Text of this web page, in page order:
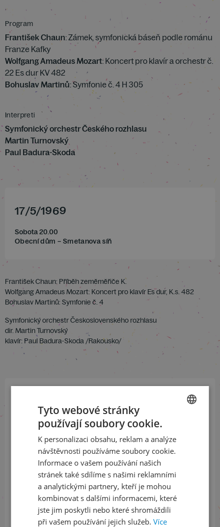
Program
František Chaun: Zámek, symfonická báseň podle románu
Franze Kafky
Wolfgang Amadeus Mozart: Koncert pro klavír a orchestr č.
22 Es dur KV 482
Bohuslav Martinů: Symfonie č. 4 H 305
Interpreti
Symfonický orchestr Českého rozhlasu
Martin Turnovský
Paul Badura-Skoda
17/5/1969
Sobota 20.00
Obecní dům – Smetanova síň
František Chaun: Příběh zeměměřiče K.
Wolfgang Amadeus Mozart: Koncert pro klavír Es dur, K.s. 482
Bohuslav Martinů: Symfonie č. 4
Symfonický orchestr Československého rozhlasu
dir. Martin Turnovský
klavír: Paul Badura-Skoda /Rakousko/
Přihlaste se k našemu newsletteru
a buďte jako první v obraze
ODEBÍRAT NEWSLETTER
Sledujte nás na sociálních sítích
LinkedIn
flickr
ENGLISH
Tyto webové stránky
používají soubory cookie.
K personalizaci obsahu, reklam a analýze
návštěvnosti používáme soubory cookie.
Informace o vašem používání našich
stránek také sdílíme s našimi reklamními
a analytickými partnery, kteří je mohou
kombinovat s dalšími informacemi, které
jste jim poskytli nebo které shromáždili
při vašem používání jejich služeb. Více